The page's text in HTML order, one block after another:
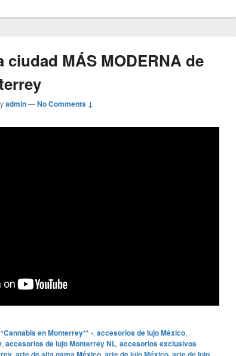
ciudad MÁS MODERNA de
admin—No Comments ↓
en Monterrey** -, accesorios de lujo México,
, accesorios de lujo Monterrey NL, accesorios exclusivos